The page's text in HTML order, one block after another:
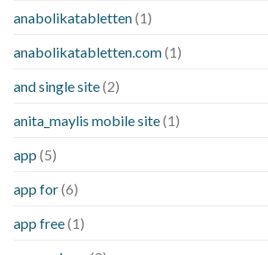
anabolikatabletten(1)
anabolikatabletten.com(1)
and single site(2)
anita_maylis mobile site(1)
app (5)
app for(6)
app free(1)